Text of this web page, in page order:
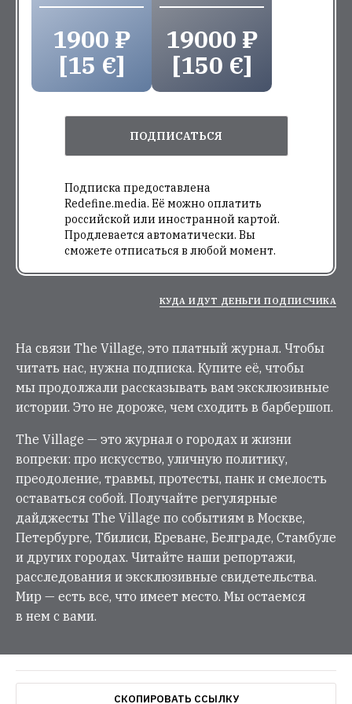
1900 ₽
[15 €]
19000 ₽
[150 €]
ПОДПИСАТЬСЯ
Подписка предоставлена
Redefine.media. Её можно оплатить
российской или иностранной картой.
Продлевается автоматически. Вы
сможете отписаться в любой момент.
КУДА ИДУТ ДЕНЬГИ ПОДПИСЧИКА
На связи The Village, это платный журнал. Чтобы
читать нас, нужна подписка. Купите её, чтобы
мы продолжали рассказывать вам эксклюзивные
истории. Это не дороже, чем сходить в барбершоп.
The Village — это журнал о городах и жизни
вопреки: про искусство, уличную политику,
преодоление, травмы, протесты, панк и смелость
оставаться собой. Получайте регулярные
дайджесты The Village по событиям в Москве,
Петербурге, Тбилиси, Ереване, Белграде, Стамбуле
и других городах. Читайте наши репортажи,
расследования и эксклюзивные свидетельства.
Мир — есть все, что имеет место. Мы остаемся
в нем с вами.
СКОПИРОВАТЬ ССЫЛКУ